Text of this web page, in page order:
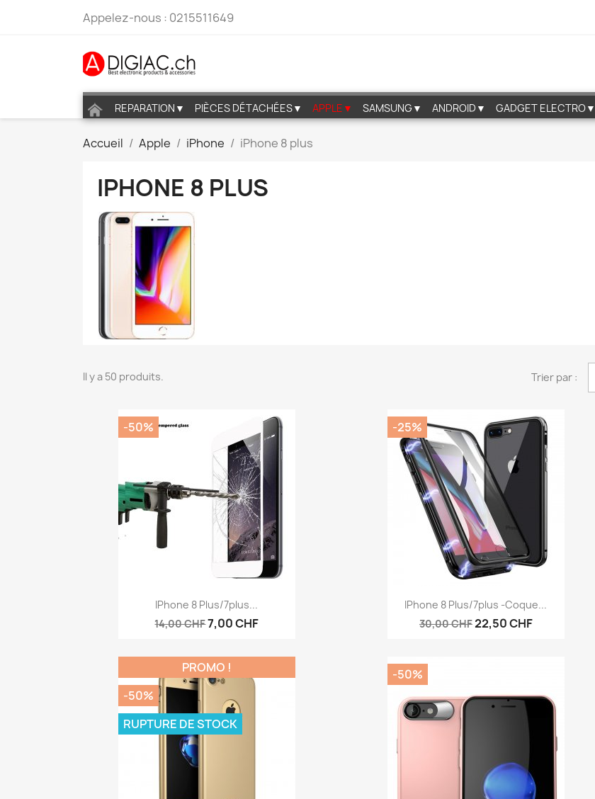
Appelez-nous : 0215511649
REPARATION▼ PIÈCES DÉTACHÉES▼ APPLE▼ SAMSUNG▼ ANDROID▼ GADGET ELECTRO▼
Accueil Apple iPhone iPhone 8 plus
IPHONE 8 PLUS
Il y a 50 produits. Trier par :
Aperçu rapide
IPhone 8 Plus/7plus...
14,00 CHF7,00 CHF
-50%
Aperçu rapide
IPhone 8 Plus/7plus -Coque...
30,00 CHF22,50 CHF
-25%
PROMO !
-50%
RUPTURE DE STOCK
-50%